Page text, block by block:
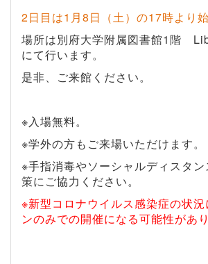
2日目は1 月8日（土）の17時より
場所は別府大学附属図書館1階
にて行います。
是非、ご来館ください。
※入場無料。
※学外の方もご来場いただけます。
※手指消毒やソーシャルディスタ
策にご協力ください。
※新型コロナウイルス感染症の状況
ンのみでの開催になる可能性があり